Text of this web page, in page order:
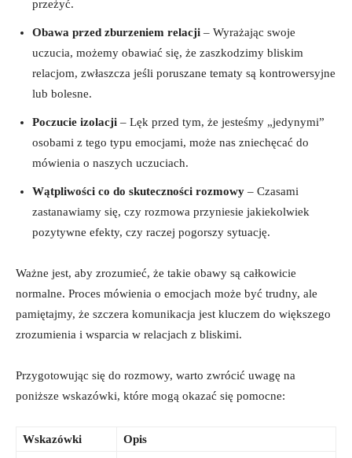
przeżyć.
Obawa przed zburzeniem relacji – Wyrażając swoje
uczucia, możemy obawiać się, że zaszkodzimy bliskim
relacjom, zwłaszcza jeśli poruszane tematy są kontrowersyjne
lub bolesne.
Poczucie izolacji – Lęk przed tym, że jesteśmy „jedynymi”
osobami z tego typu emocjami, może nas zniechęcać do
mówienia o naszych uczuciach.
Wątpliwości co do skuteczności rozmowy – Czasami
zastanawiamy się, czy rozmowa przyniesie jakiekolwiek
pozytywne efekty, czy raczej pogorszy sytuację.
Ważne jest, aby zrozumieć, że takie obawy są całkowicie
normalne. Proces mówienia o emocjach może być trudny, ale
pamiętajmy, że szczera komunikacja jest kluczem do większego
zrozumienia i wsparcia w relacjach z bliskimi.
Przygotowując się do rozmowy, warto zwrócić uwagę na
poniższe wskazówki, które mogą okazać się pomocne:
Wskazówki Opis